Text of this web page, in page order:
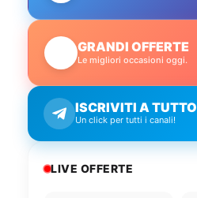
GRANDI OFFERTE
Le migliori occasioni oggi.
ISCRIVITI A TUTTO
Un click per tutti i canali!
LIVE OFFERTE